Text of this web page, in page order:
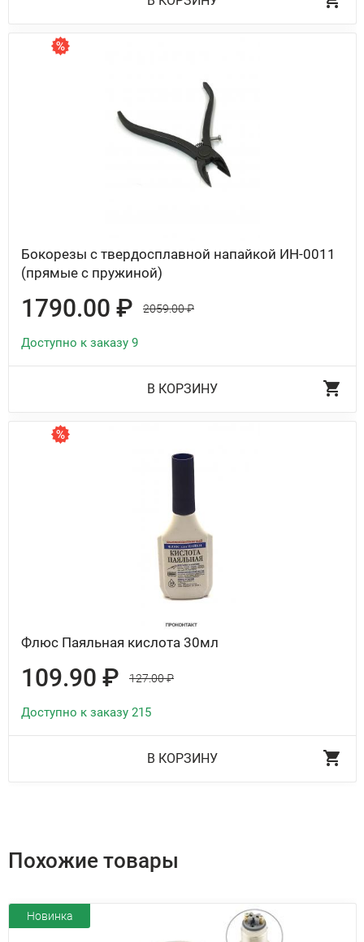
Бокорезы с твердосплавной напайкой ИН-0011
(прямые с пружиной)
1790.00 ₽ 2059.00 ₽
Доступно к заказу 9
В КОРЗИНУ
Флюс Паяльная кислота 30мл
109.90 ₽ 127.00 ₽
Доступно к заказу 215
В КОРЗИНУ
Похожие товары
Новинка